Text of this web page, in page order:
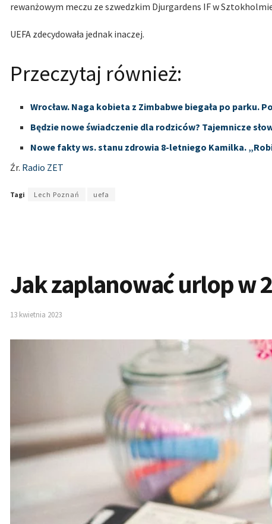
rewanżowym meczu ze szwedzkim Djurgardens IF w
UEFA zdecydowała jednak inaczej.
Przeczytaj również:
Wrocław. Naga kobieta z Zimbabwe biegała po parku.
Będzie nowe świadczenie dla rodziców? Tajemnicze
Nowe fakty ws. stanu zdrowia 8-letniego Kamilka.
Źr. Radio ZET
Tagi Lech Poznań uefa
Jak zaplanować urlop w
13 kwietnia 2023